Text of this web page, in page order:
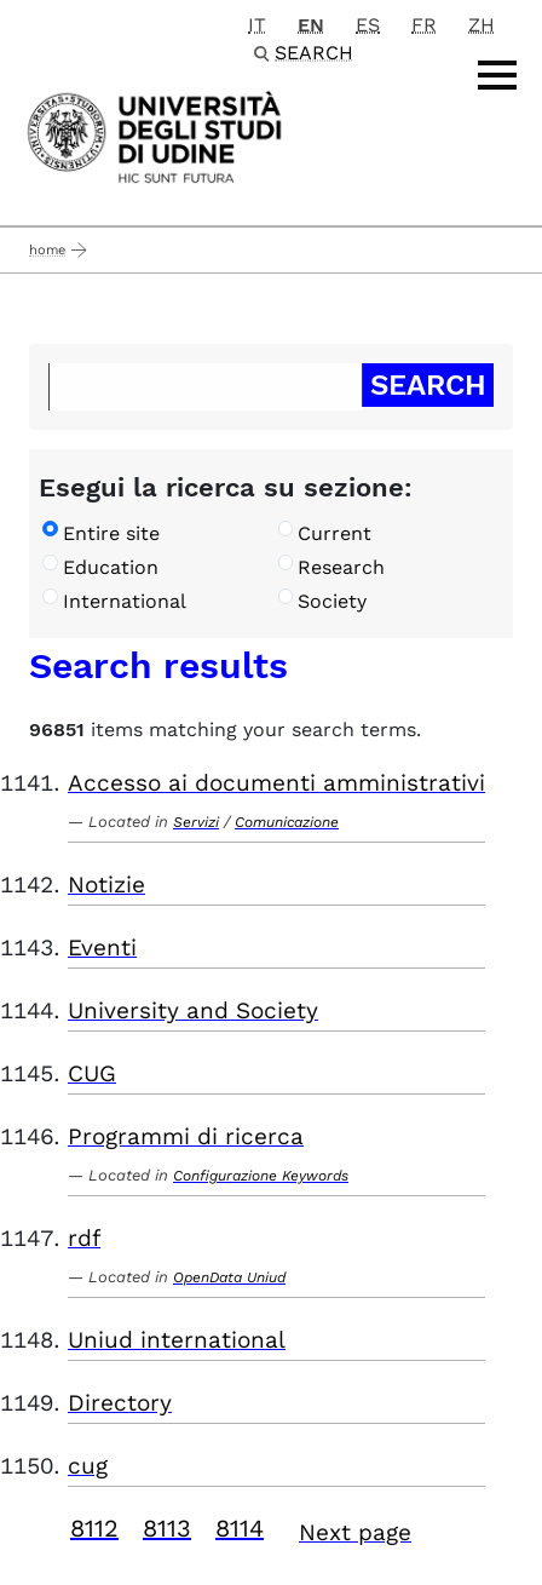
Passa al contenuto principale
IT EN ES FR
ZH
SEARCH
home
Esegui la ricerca su sezione:
Entire site
Current
Education
Research
International
Society
Search results
96851 items matching your search terms.
Accesso ai documenti amministrativi
Located in Servizi / Comunicazione
Notizie
Eventi
University and Society
CUG
Programmi di ricerca
Located in Configurazione Keywords
rdf
Located in OpenData Uniud
Uniud international
Directory
cug
8112 8113 8114 Next page